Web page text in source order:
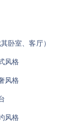
室、客厅）
风格
风格
风格